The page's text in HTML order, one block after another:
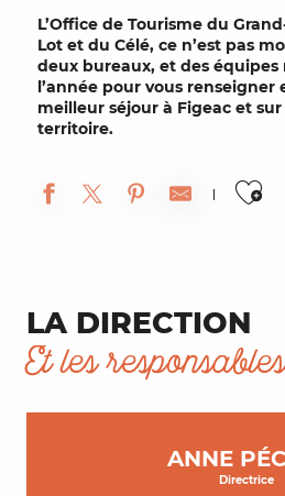
L’Office de Tourisme du
Lot et du Célé, ce n’est pas
deux bureaux, et des
l’année pour vous renseigner
meilleur séjour à Figeac et sur
territoire.
LA DIRECTION
Et les
ANNE
Directrice